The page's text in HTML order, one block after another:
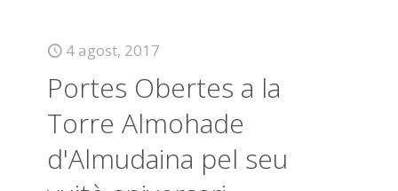
4 agost, 2017
Portes Obertes a la
Torre Almohade
d'Almudaina pel seu